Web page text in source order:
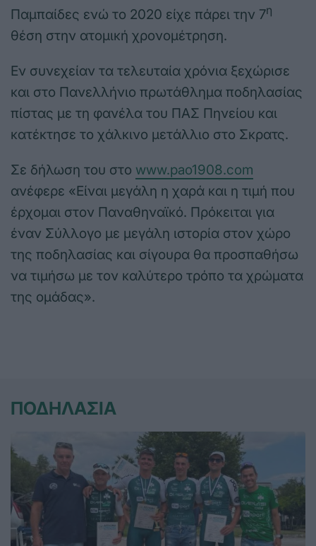
Παμπαίδες ενώ το 2020 είχε πάρει την 7η
θέση στην ατομική χρονομέτρηση.
Εν συνεχείαν τα τελευταία χρόνια ξεχώρισε
και στο Πανελλήνιο πρωτάθλημα ποδηλασίας
πίστας με τη φανέλα του ΠΑΣ Πηνείου και
κατέκτησε το χάλκινο μετάλλιο στο Σκρατς.
Σε δήλωση του στo www.pao1908.com
ανέφερε «Είναι μεγάλη η χαρά και η τιμή που
έρχομαι στον Παναθηναϊκό. Πρόκειται για
έναν Σύλλογο με μεγάλη ιστορία στον χώρο
της ποδηλασίας και σίγουρα θα προσπαθήσω
να τιμήσω με τον καλύτερο τρόπο τα χρώματα
της ομάδας».
ΠΟΔΗΛΑΣΙΑ